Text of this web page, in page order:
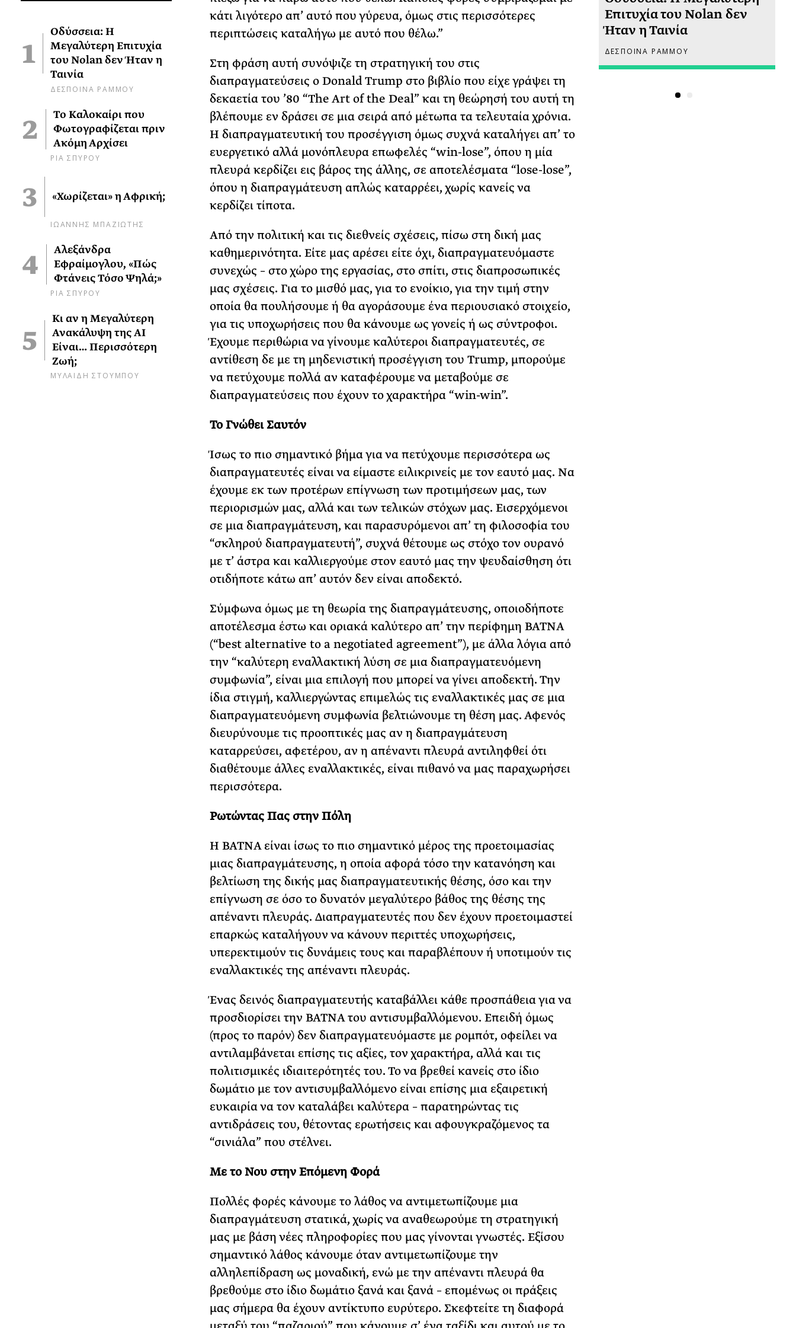
Οδύσσεια: Η
Μεγαλύτερη Επιτυχία
του Nolan δεν Ήταν η
Ταινία
ΔΕΣΠΟΙΝΑ ΡΑΜΜΟΥ
Το Καλοκαίρι που
Φωτογραφίζεται πριν
Ακόμη Αρχίσει
ΡΙΑ ΣΠΥΡΟΥ
«Χωρίζεται» η Αφρική;
ΙΩΑΝΝΗΣ ΜΠΑΖΙΩΤΗΣ
Αλεξάνδρα
Εφραίμογλου, «Πώς
Φτάνεις Τόσο Ψηλά;»
ΡΙΑ ΣΠΥΡΟΥ
Κι αν η Μεγαλύτερη
Ανακάλυψη της AI
Είναι… Περισσότερη
Ζωή;
ΜΥΛΑΙΔΗ ΣΤΟΥΜΠΟΥ
κάτι λιγότερο απ’ αυτό που γύρευα, όμως στις περισσότερες
περιπτώσεις καταλήγω με αυτό που θέλω.”
Στη φράση αυτή συνόψιζε τη στρατηγική του στις
διαπραγματεύσεις ο Donald Trump στο βιβλίο που είχε γράψει τη
δεκαετία του ’80 “The Art of the Deal” και τη θεώρησή του αυτή τη
βλέπουμε εν δράσει σε μια σειρά από μέτωπα τα τελευταία χρόνια.
Η διαπραγματευτική του προσέγγιση όμως συχνά καταλήγει απ’ το
ευεργετικό αλλά μονόπλευρα επωφελές “win-lose”, όπου η μία
πλευρά κερδίζει εις βάρος της άλλης, σε αποτελέσματα “lose-lose”,
όπου η διαπραγμάτευση απλώς καταρρέει, χωρίς κανείς να
κερδίζει τίποτα.
Από την πολιτική και τις διεθνείς σχέσεις, πίσω στη δική μας
καθημερινότητα. Είτε μας αρέσει είτε όχι, διαπραγματευόμαστε
συνεχώς – στο χώρο της εργασίας, στο σπίτι, στις διαπροσωπικές
μας σχέσεις. Για το μισθό μας, για το ενοίκιο, για την τιμή στην
οποία θα πουλήσουμε ή θα αγοράσουμε ένα περιουσιακό στοιχείο,
για τις υποχωρήσεις που θα κάνουμε ως γονείς ή ως σύντροφοι.
Έχουμε περιθώρια να γίνουμε καλύτεροι διαπραγματευτές, σε
αντίθεση δε με τη μηδενιστική προσέγγιση του Trump, μπορούμε
να πετύχουμε πολλά αν καταφέρουμε να μεταβούμε σε
διαπραγματεύσεις που έχουν το χαρακτήρα “win-win”.
Το Γνώθει Σαυτόν
Ίσως το πιο σημαντικό βήμα για να πετύχουμε περισσότερα ως
διαπραγματευτές είναι να είμαστε ειλικρινείς με τον εαυτό μας. Να
έχουμε εκ των προτέρων επίγνωση των προτιμήσεων μας, των
περιορισμών μας, αλλά και των τελικών στόχων μας. Εισερχόμενοι
σε μια διαπραγμάτευση, και παρασυρόμενοι απ’ τη φιλοσοφία του
“σκληρού διαπραγματευτή”, συχνά θέτουμε ως στόχο τον ουρανό
με τ’ άστρα και καλλιεργούμε στον εαυτό μας την ψευδαίσθηση ότι
οτιδήποτε κάτω απ’ αυτόν δεν είναι αποδεκτό.
Σύμφωνα όμως με τη θεωρία της διαπραγμάτευσης, οποιοδήποτε
αποτέλεσμα έστω και οριακά καλύτερο απ’ την περίφημη BATNA
(“best alternative to a negotiated agreement”), με άλλα λόγια από
την “καλύτερη εναλλακτική λύση σε μια διαπραγματευόμενη
συμφωνία”, είναι μια επιλογή που μπορεί να γίνει αποδεκτή. Την
ίδια στιγμή, καλλιεργώντας επιμελώς τις εναλλακτικές μας σε μια
διαπραγματευόμενη συμφωνία βελτιώνουμε τη θέση μας. Αφενός
διευρύνουμε τις προοπτικές μας αν η διαπραγμάτευση
καταρρεύσει, αφετέρου, αν η απέναντι πλευρά αντιληφθεί ότι
διαθέτουμε άλλες εναλλακτικές, είναι πιθανό να μας παραχωρήσει
περισσότερα.
Ρωτώντας Πας στην Πόλη
Η BATNA είναι ίσως το πιο σημαντικό μέρος της προετοιμασίας
μιας διαπραγμάτευσης, η οποία αφορά τόσο την κατανόηση και
βελτίωση της δικής μας διαπραγματευτικής θέσης, όσο και την
επίγνωση σε όσο το δυνατόν μεγαλύτερο βάθος της θέσης της
απέναντι πλευράς. Διαπραγματευτές που δεν έχουν προετοιμαστεί
επαρκώς καταλήγουν να κάνουν περιττές υποχωρήσεις,
υπερεκτιμούν τις δυνάμεις τους και παραβλέπουν ή υποτιμούν τις
εναλλακτικές της απέναντι πλευράς.
Ένας δεινός διαπραγματευτής καταβάλλει κάθε προσπάθεια για να
προσδιορίσει την BATNA του αντισυμβαλλόμενου. Επειδή όμως
(προς το παρόν) δεν διαπραγματευόμαστε με ρομπότ, οφείλει να
αντιλαμβάνεται επίσης τις αξίες, τον χαρακτήρα, αλλά και τις
πολιτισμικές ιδιαιτερότητές του. Το να βρεθεί κανείς στο ίδιο
δωμάτιο με τον αντισυμβαλλόμενο είναι επίσης μια εξαιρετική
ευκαιρία να τον καταλάβει καλύτερα – παρατηρώντας τις
αντιδράσεις του, θέτοντας ερωτήσεις και αφουγκραζόμενος τα
“σινιάλα” που στέλνει.
Με το Νου στην Επόμενη Φορά
Πολλές φορές κάνουμε το λάθος να αντιμετωπίζουμε μια
διαπραγμάτευση στατικά, χωρίς να αναθεωρούμε τη στρατηγική
μας με βάση νέες πληροφορίες που μας γίνονται γνωστές. Εξίσου
σημαντικό λάθος κάνουμε όταν αντιμετωπίζουμε την
αλληλεπίδραση ως μοναδική, ενώ με την απέναντι πλευρά θα
βρεθούμε στο ίδιο δωμάτιο ξανά και ξανά – επομένως οι πράξεις
μας σήμερα θα έχουν αντίκτυπο ευρύτερο. Σκεφτείτε τη διαφορά
Φωτογραφίζεται πριν
Ακόμη Αρχίσει
Επιτυχία του Nolan δεν
Ήταν η Ταινία
ΔΕΣΠΟΙΝΑ ΡΑΜΜΟΥ